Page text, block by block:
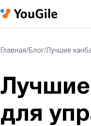
Главная/ Блог/Лучшие
для